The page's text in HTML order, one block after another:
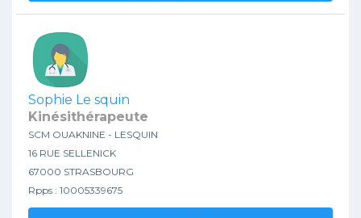
Sophie Le squin
Kinésithérapeute
SCM OUAKNINE - LESQUIN
16 RUE SELLENICK
67000 STRASBOURG
Rpps : 10005339675